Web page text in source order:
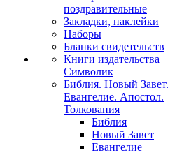
поздравительные
Закладки, наклейки
Наборы
Бланки свидетельств
Книги издательства
Символик
Библия. Новый Завет.
Евангелие. Апостол.
Толкования
Библия
Новый Завет
Евангелие